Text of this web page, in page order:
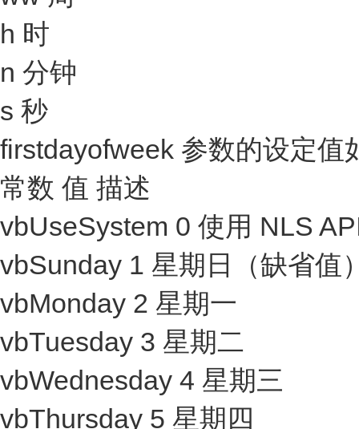
h 时
n 分钟
s 秒
firstdayofweek 参数的设定值
常数 值 描述
vbUseSystem 0 使用 NLS
vbSunday 1 星期日（缺省值
vbMonday 2 星期一
vbTuesday 3 星期二
vbWednesday 4 星期三
vbThursday 5 星期四